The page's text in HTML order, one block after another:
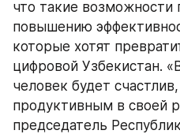
что такие
повышению
которые хотят
цифровой Узбекистан.
человек будет
продуктивным в своей
председатель